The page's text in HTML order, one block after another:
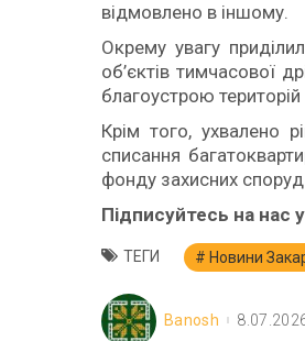
відмовлено в іншому.
Окрему увагу
об’єктів тимчасової
благоустрою
Крім того, ухвалено
списання
фонду захисних
Підписуйтесь на нас
ТЕГИ Новини
Banosh